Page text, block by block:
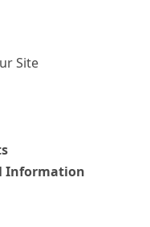
Site
Information